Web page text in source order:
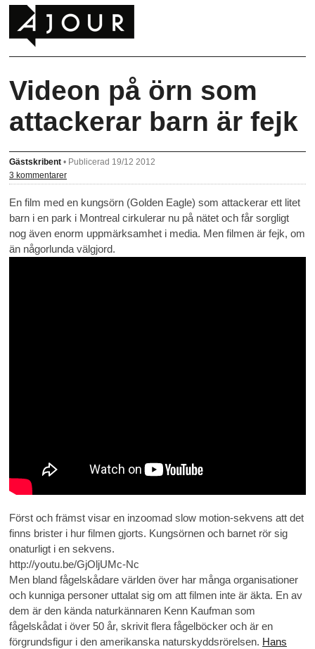
Videon på örn som
attackerar barn är fejk
Gästskribent • Publicerad 19/12 2012
3 kommentarer
En film med en kungsörn (Golden Eagle) som attackerar ett litet
barn i en park i Montreal cirkulerar nu på nätet och får sorgligt
nog även enorm uppmärksamhet i media. Men filmen är fejk, om
än någorlunda välgjord.
Först och främst visar en inzoomad slow motion-sekvens att det
finns brister i hur filmen gjorts. Kungsörnen och barnet rör sig
onaturligt i en sekvens.
http://youtu.be/GjOljUMc-Nc
Men bland fågelskådare världen över har många organisationer
och kunniga personer uttalat sig om att filmen inte är äkta. En av
dem är den kända naturkännaren Kenn Kaufman som
fågelskådat i över 50 år, skrivit flera fågelböcker och är en
förgrundsfigur i den amerikanska naturskyddsrörelsen. Hans